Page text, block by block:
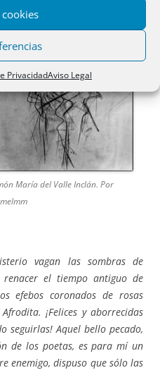
PrivacidadAviso Legal
María del Valle Inclán. Por
vagan las sombras de
renacer el tiempo antiguo de
efebos coronados de rosas
¡Felices y aborrecidas
seguirlas! Aquel bello pecado,
de los poetas, es para mí un
enemigo, dispuso que sólo las